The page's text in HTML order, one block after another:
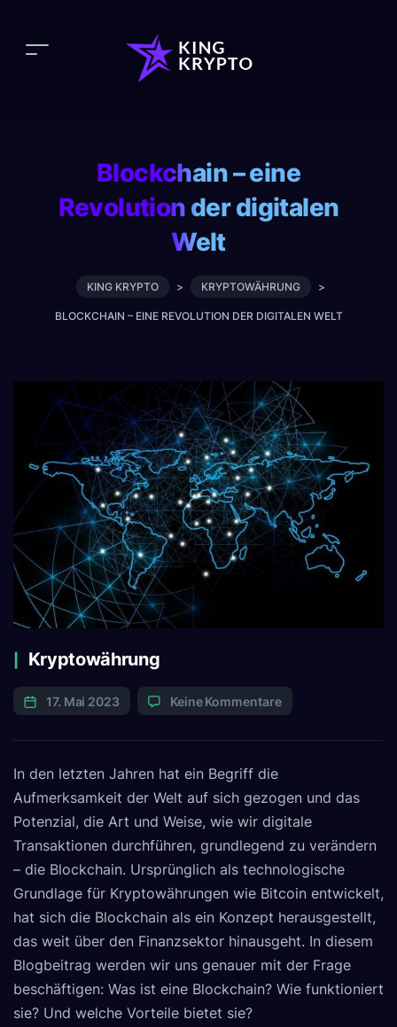
Blockchain – eine
Revolution der digitalen
Welt
KING KRYPTO > KRYPTOWÄHRUNG >
BLOCKCHAIN – EINE REVOLUTION DER DIGITALEN WELT
Kryptowährung
17. Mai 2023 Keine Kommentare
In den letzten Jahren hat ein Begriff die
Aufmerksamkeit der Welt auf sich gezogen und das
Potenzial, die Art und Weise, wie wir digitale
Transaktionen durchführen, grundlegend zu verändern
– die Blockchain. Ursprünglich als technologische
Grundlage für Kryptowährungen wie Bitcoin entwickelt,
hat sich die Blockchain als ein Konzept herausgestellt,
das weit über den Finanzsektor hinausgeht. In diesem
Blogbeitrag werden wir uns genauer mit der Frage
beschäftigen: Was ist eine Blockchain? Wie funktioniert
sie? Und welche Vorteile bietet sie?